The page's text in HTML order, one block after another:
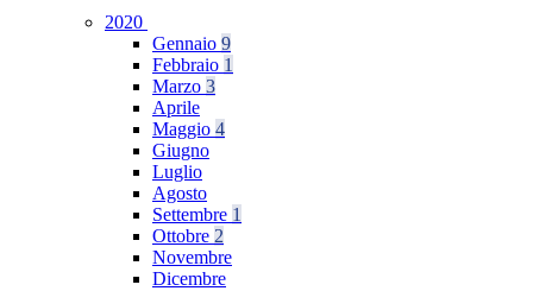
2020
Gennaio 9
Febbraio 1
Marzo 3
Aprile
Maggio 4
Giugno
Luglio
Agosto
Settembre 1
Ottobre 2
Novembre
Dicembre